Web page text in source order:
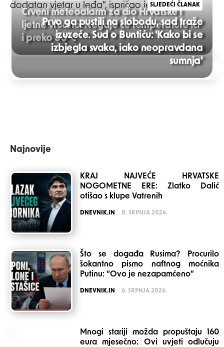
dodatan vjetar u leđa”, ispričao je.
Post
navigation
Crveni meteoalarm za dio Hrvatske i
ljetne vrućine: Negdje će temperature ići
i preko 30°C
SLJEDEĆI ČLANAK
Prvo ga pustili na slobodu, sad traže
izuzeće. Sud o Buntiću: 'Kako bi se
izbjegla svaka, iako neopravdana
sumnja'
Najnovije
KRAJ NAJVEĆE HRVATSKE
NOGOMETNE ERE: Zlatko Dalić
otišao s klupe Vatrenih
POSTED
DNEVNIK.IN 8. SRPNJA 2026.
Što se događa Rusima? Procurilo
šokantno pismo naftnog moćnika
Putinu: “Ovo je nezapamćeno”
POSTED
DNEVNIK.IN 6. SRPNJA 2026.
Mnogi stariji možda propuštaju 160
eura mjesečno: Ovi uvjeti odlučuju